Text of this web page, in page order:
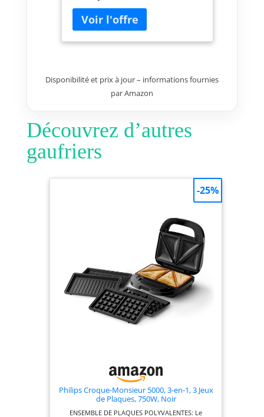
résistant au sucre. pas
d'adhérences au sucre. même
lors de la cuisson continue de
grandes quantités Appareil
faible en gras. pas de graisse
supplémentaire nécessaire
Disponibilité et prix à jour – informations fournies
par Amazon
Découvrez d’autres
gaufriers
Philips Croque-Monsieur 5000, 3-en-1, 3 Jeux
de Plaques, 750W, Noir
ENSEMBLE DE PLAQUES POLYVALENTES: Le
-25%